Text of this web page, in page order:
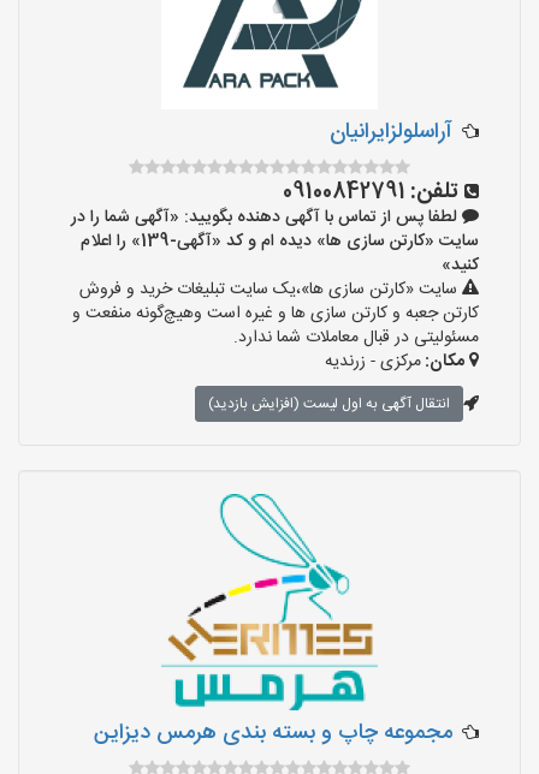
آراسلولزایرانیان
تلفن: 09100842791
لطفا پس از تماس با آگهی دهنده بگویید: «آگهی شما را در
سایت «کارتن سازی ها» دیده ام و کد «آگهی-139» را اعلام
کنید»
سایت «کارتن سازی ها»،یک سایت تبلیغات خرید و فروش
کارتن جعبه و کارتن سازی ها و غیره است وهیچ‌گونه منفعت و
مسئولیتی در قبال معاملات شما ندارد.
مکان:مرکزی - زرندیه
انتقال آگهی به اول لیست (افزایش بازدید)
مجموعه چاپ و بسته بندی هرمس دیزاین